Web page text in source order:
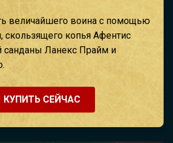
величайшего воина с помощью
скользящего копья Афентис
санданы Ланекс Прайм и
КУПИТЬ СЕЙЧАС